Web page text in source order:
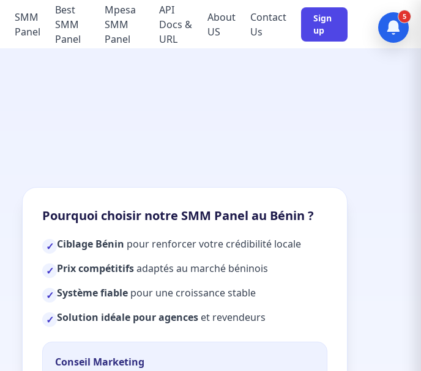
SMM
Panel
Best
SMM
Panel
Mpesa
SMM
Panel
API
Docs &
URL
About
US
Contact
Us
Sign
up
Pourquoi choisir notre SMM Panel au Bénin ?
✓ Ciblage Bénin pour renforcer votre crédibilité locale
✓ Prix compétitifsadaptés au marché béninois
✓ Système fiable pour une croissance stable
✓ Solution idéale pour agences et revendeurs
Conseil Marketing
5